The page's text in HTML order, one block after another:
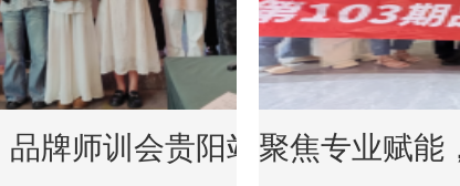
品牌师训会贵阳站圆满收官
聚焦专业赋能